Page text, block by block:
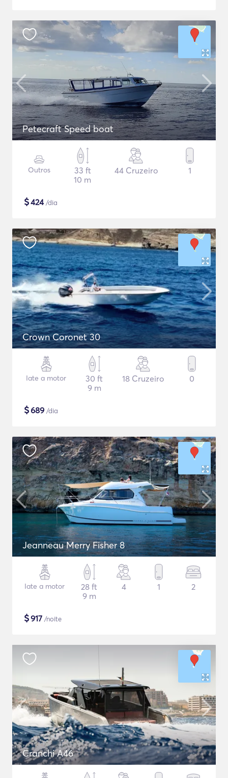
Petecraft Speed boat
Outros
33 ft
10 m
44 Cruzeiro 1
$424/dia
Crown Coronet 30
Iate a motor
30 ft
9 m
18 Cruzeiro 0
$689 /dia
Jeanneau Merry Fisher 8
Iate a motor
28 ft
9 m
4 1 2
$917 /noite
Cranchi A46